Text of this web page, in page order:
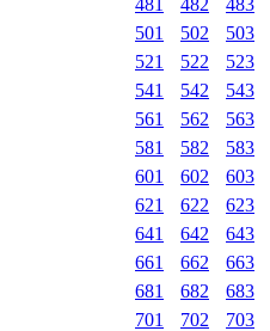
481 482 483
501
502 503
521
522 523
541
542 543
561
562 563
581
582 583
601
602 603
621
622 623
641
642 643
661
662 663
681
682 683
701
702 703